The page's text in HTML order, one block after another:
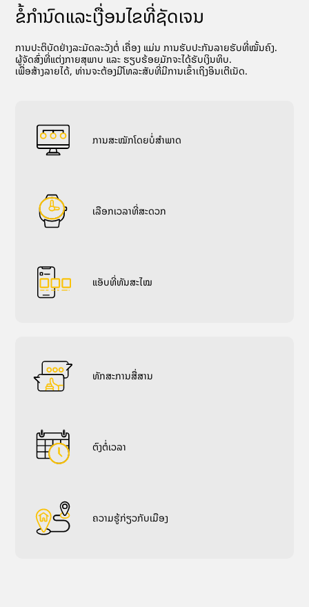
ຂໍ້ກໍານົດແລະເງື່ອນໄຂທີ່ຊັດເຈນ
ການປະຕິບັດຢ່າງລະມັດລະວັງຕໍ່ ເຄື່ອງ ແມ່ນ ການຮັບປະກັນລາຍຮັບທີ່ໝັ້ນຄົງ.
ຜູ້ຈັດສົ່ງທີ່ແຕ່ງກາຍສຸພາບ ແລະ ຮຽບຮ້ອຍມັກຈະໄດ້ຮັບເງິນທິບ.
ເພື່ອສ້າງລາຍໄດ້, ທ່ານຈະຕ້ອງມີໂທລະສັບທີ່ມີການເຂົ້າເຖິງອິນເຕີເນັດ.
ການສະໝັກໂດຍບໍ່ສຳພາດ
ເລືອກເວລາທີ່ສະດວກ
ແອັບທີ່ທັນສະໄໝ
ທັກ​ສະ​ການ​ສື່​ສານ
ຕົງຕໍ່ເວລາ
ຄວາມຮູ້ກ່ຽວກັບເມືອງ